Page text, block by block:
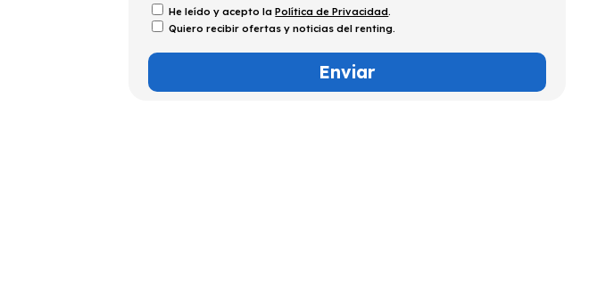
He leído y acepto laPolítica de Privacidad.
Quiero recibir ofertas y noticias del renting.